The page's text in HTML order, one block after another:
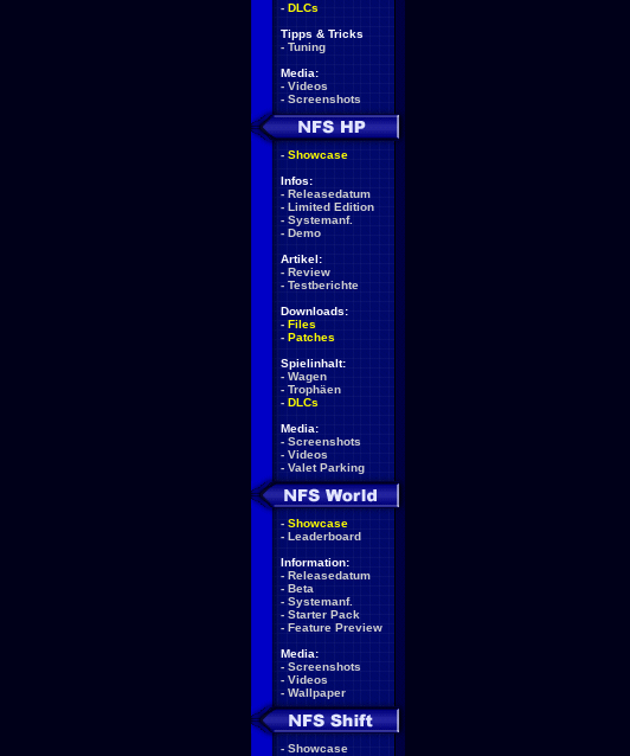
- DLCs
Tipps & Tricks
- Tuning
Media:
- Videos
- Screenshots
- Showcase
Infos:
- Releasedatum
- Limited Edition
- Systemanf.
- Demo
Artikel:
- Review
- Testberichte
Downloads:
- Files
- Patches
Spielinhalt:
- Wagen
- Trophäen
- DLCs
Media:
- Screenshots
- Videos
- Valet Parking
- Showcase
- Leaderboard
Information:
- Releasedatum
- Beta
- Systemanf.
- Starter Pack
- Feature Preview
Media:
- Screenshots
- Videos
- Wallpaper
- Showcase